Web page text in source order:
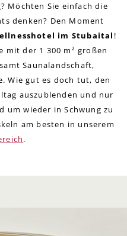
Möchten Sie einfach die
denken? Den Moment
im Stubaital !
mit der 1 300 m² großen
Saunalandschaft,
Wie gut es doch tut, den
auszublenden und nur
um wieder in Schwung zu
am besten in unserem
.